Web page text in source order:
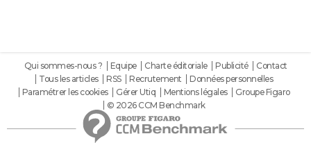
Qui sommes-nous ? Equipe Charte éditoriale Publicité
Contact
Tous les articles
RSS Recrutement
Données personnelles
Paramétrer les cookies
Gérer Utiq Mentions légales
Groupe Figaro
© 2026 CCM Benchmark